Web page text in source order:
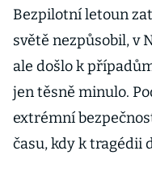
Bezpilotní letoun
světě nezpůsobil, v
ale došlo k
jen těsně minulo.
extrémní
času, kdy k tragédii